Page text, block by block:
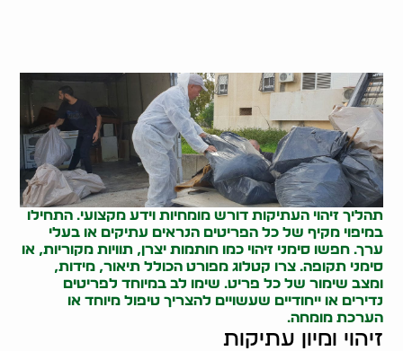
תהליך זיהוי העתיקות דורש מומחיות וידע מקצועי. התחילו
במיפוי מקיף של כל הפריטים הנראים עתיקים או בעלי
ערך. חפשו סימני זיהוי כמו חותמות יצרן, תוויות מקוריות, או
סימני תקופה. צרו קטלוג מפורט הכולל תיאור, מידות,
ומצב שימור של כל פריט. שימו לב במיוחד לפריטים
נדירים או ייחודיים שעשויים להצריך טיפול מיוחד או
הערכת מומחה.
זיהוי ומיון עתיקות